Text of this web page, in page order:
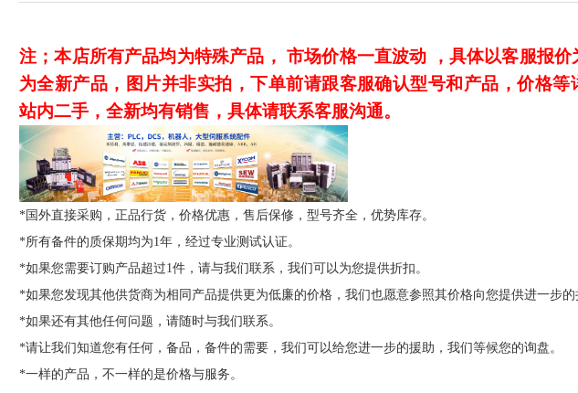
注；本店所有产品均为特殊产品， 市场价格一直波动 ，具体以客服报价
为全新产品，图片并非实拍，下单前请跟客服确认型号和产品，价格等
站内二手，全新均有销售，具体请联系客服沟通。
*国外直接采购，正品行货，价格优惠，售后保修，型号齐全，优势库存。
*所有备件的质保期均为1年，经过专业测试认证。
*如果您需要订购产品超过1件，请与我们联系，我们可以为您提供折扣。
*如果您发现其他供货商为相同产品提供更为低廉的价格，我们也愿意参照其价格向您提供进一步的
*如果还有其他任何问题，请随时与我们联系。
*请让我们知道您有任何，备品，备件的需要，我们可以给您进一步的援助，我们等候您的询盘。
*一样的产品，不一样的是价格与服务。